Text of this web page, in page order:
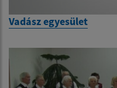
Vadász egyesület